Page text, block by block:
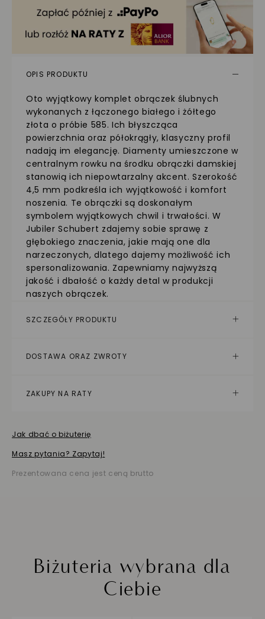
OPIS PRODUKTU
Oto wyjątkowy komplet obrączek ślubnych
wykonanych z łączonego białego i żółtego
złota o próbie 585. Ich błyszcząca
powierzchnia oraz półokrągły, klasyczny profil
nadają im elegancję. Diamenty umieszczone w
centralnym rowku na środku obrączki damskiej
stanowią ich niepowtarzalny akcent. Szerokość
4,5 mm podkreśla ich wyjątkowość i komfort
noszenia. Te obrączki są doskonałym
symbolem wyjątkowych chwil i trwałości. W
Jubiler Schubert zdajemy sobie sprawę z
głębokiego znaczenia, jakie mają one dla
narzeczonych, dlatego dajemy możliwość ich
spersonalizowania. Zapewniamy najwyższą
jakość i dbałość o każdy detal w produkcji
naszych obrączek.
SZCZEGÓŁY PRODUKTU
DOSTAWA ORAZ ZWROTY
ZAKUPY NA RATY
Jak dbać o biżuterię
Masz pytania? Zapytaj!
Prezentowana cena jest ceną brutto
Biżuteria wybrana dla
Ciebie